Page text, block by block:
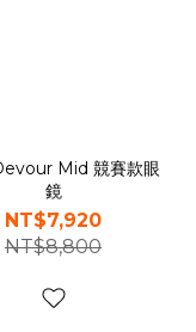
Mid 競賽款眼
鏡
NT$7,920
NT$8,800